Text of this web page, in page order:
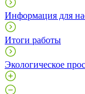
Информация для
Итоги работы
Экологическое